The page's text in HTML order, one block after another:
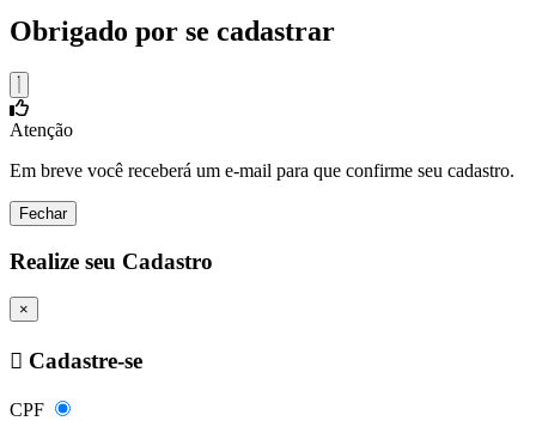
Obrigado por se cadastrar
Atenção
Em breve você receberá um e-mail para que confirme seu cadastro.
Fechar
Realize seu Cadastro
×
Cadastre-se
CPF